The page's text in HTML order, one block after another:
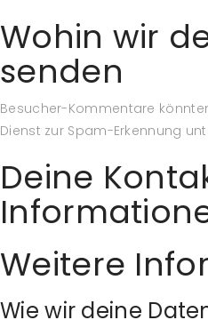
Wohin wir
senden
Besucher-Kommentare
Dienst zur Spam-Erkennung
Deine
Weitere
Wie wir deine